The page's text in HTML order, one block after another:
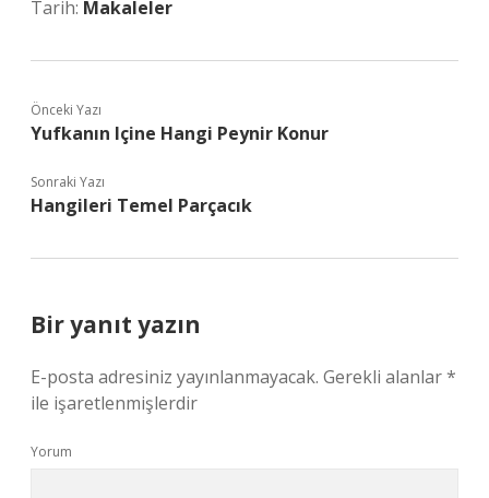
Tarih: Makaleler
Önceki Yazı
Yufkanın Içine Hangi Peynir Konur
Sonraki Yazı
Hangileri Temel Parçacık
Bir yanıt yazın
E-posta adresiniz yayınlanmayacak. Gerekli alanlar*
ile işaretlenmişlerdir
Yorum